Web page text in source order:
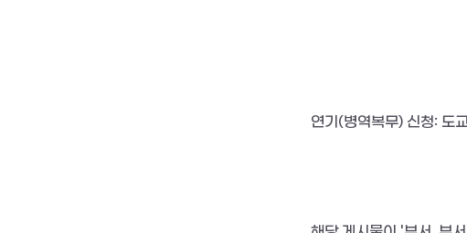
연기(병역복무) 신청: 도